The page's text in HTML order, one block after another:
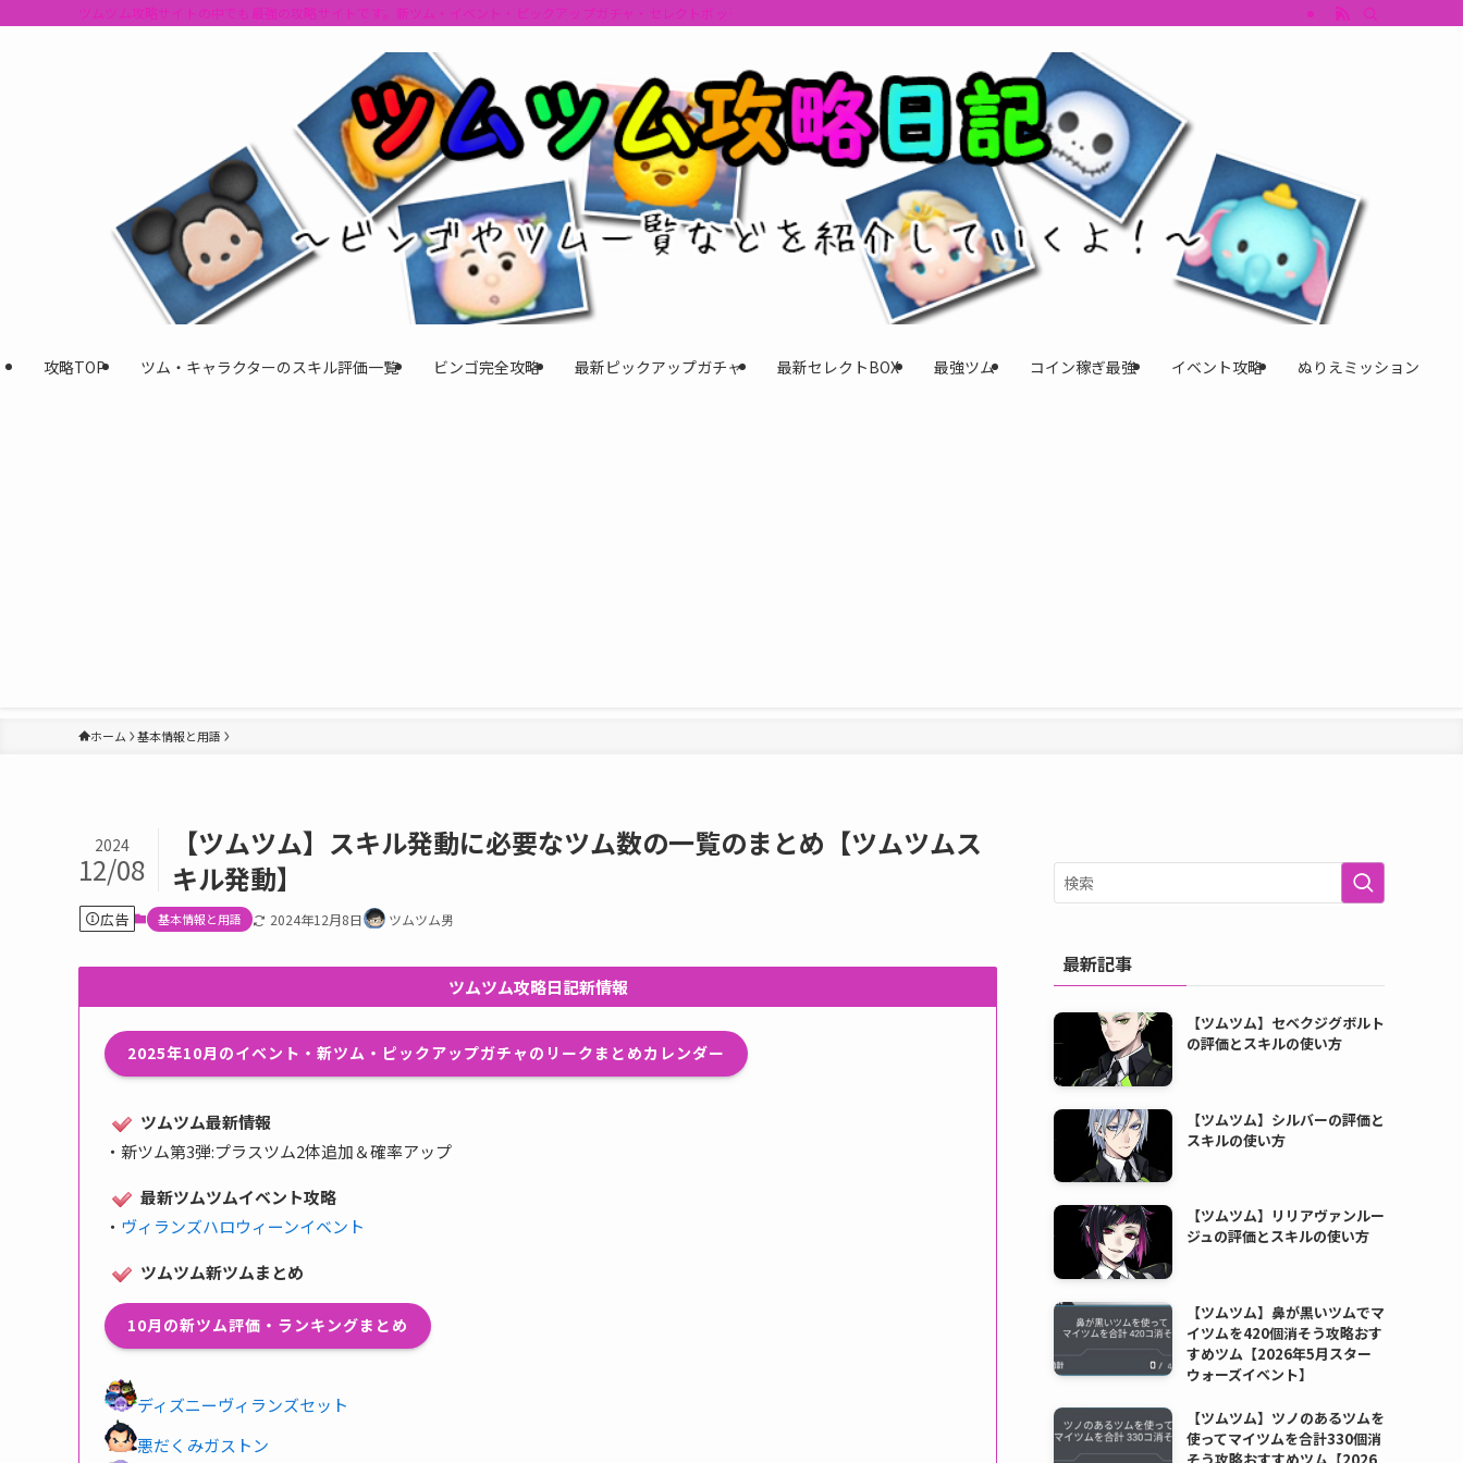
ツムツム攻略サイトの中でも最強の攻略サイトです。新ツム・イベント・ピックアップガチャ・セレクトボックスの情報を最速で提供しビンゴのおすすめツム・キャラ評価も丁寧に解説。ツムツムイベント、ツムツム攻略、ツムツ
攻略TOP ツム・キャラクターのスキル評価一覧 ビンゴ完全攻略 最新ピックアップガチャ 最新セレクトBOX 最強ツム コイン稼ぎ最強 イベント攻略 ぬりえミッション
ホーム 基本情報と用語
【ツムツム】スキル発動に必要なツム数の一覧のまとめ【ツムツムス
キル発動】
2024
12/08
広告 基本情報と用語 2024年12月8日 ツムツム男
ツムツム攻略日記新情報
2025年10月のイベント・新ツム・ピックアップガチャのリークまとめカレンダー
ツムツム最新情報
・ 新ツム第3弾:プラスツム2体追加＆確率アップ
最新ツムツムイベント攻略
・ ヴィランズハロウィーンイベント
ツムツム新ツムまとめ
10月の新ツム評価・ランキングまとめ
ディズニーヴィランズセット
悪だくみガストン
最新記事
【ツムツム】セベクジグボルト
の評価とスキルの使い方
【ツムツム】シルバーの評価と
スキルの使い方
【ツムツム】リリアヴァンルー
ジュの評価とスキルの使い方
【ツムツム】鼻が黒いツムでマ
イツムを420個消そう攻略おす
すめツム【2026年5月スター
ウォーズイベント】
【ツムツム】ツノのあるツムを
使ってマイツムを合計330個消